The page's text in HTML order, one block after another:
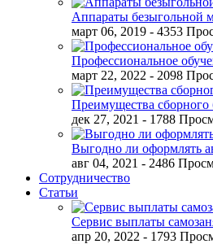
Аппараты безыгольной
март 06, 2019 - 4353
Профессиональное
март 22, 2022 - 2098
Преимущества сборного
дек 27, 2021 - 1788
Выгодно ли оформлять
авг 04, 2021 - 2486
Сотрудничество
Статьи
Сервис выплаты
апр 20, 2022 - 1793